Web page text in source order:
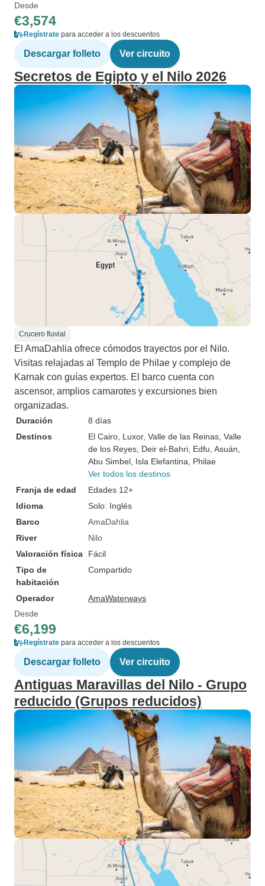
Desde
€3,574
Regístrate para acceder a los descuentos
Descargar folleto Ver circuito
Secretos de Egipto y el Nilo 2026
Crucero fluvial
El AmaDahlia ofrece cómodos trayectos por el Nilo.
Visitas relajadas al Templo de Philae y complejo de
Karnak con guías expertos. El barco cuenta con
ascensor, amplios camarotes y excursiones bien
organizadas.
Duración
8 días
Destinos
El Cairo , Luxor, Valle de las Reinas , Valle
de los Reyes , Deir el-Bahri , Edfu , Asuán
Abu Simbel , Isla Elefantina , Philae
Ver todos los destinos
Franja de edad
Edades 12+
Idioma
Solo: Inglés
Barco
AmaDahlia
River
Nilo
Valoración física
Fácil
Tipo de
habitación
Compartido
Operador
AmaWaterways
Desde
€6,199
Regístrate para acceder a los descuentos
Descargar folleto Ver circuito
Antiguas Maravillas del Nilo - Grupo
reducido (Grupos reducidos)